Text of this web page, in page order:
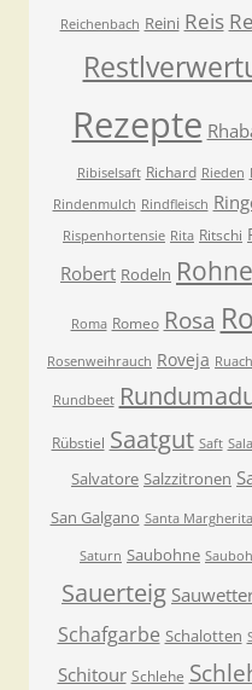
Reichenbach Reini Reis
Rezepte
Ribiselsaft Richard Rieden
Rindenmulch Rindfleisch
Rispenhortensie Rita Ritschi
Robert Rodeln
Roma Romeo Rosa
Rosenweihrauch Roveja Ruach
Rundbeet
Rübstiel Saatgut Saft
Salvatore Salzzitronen
San Galgano Santa Margherita
Saturn Saubohne
Sauerteig
Schafgarbe Schalotten
Schitour Schlehe